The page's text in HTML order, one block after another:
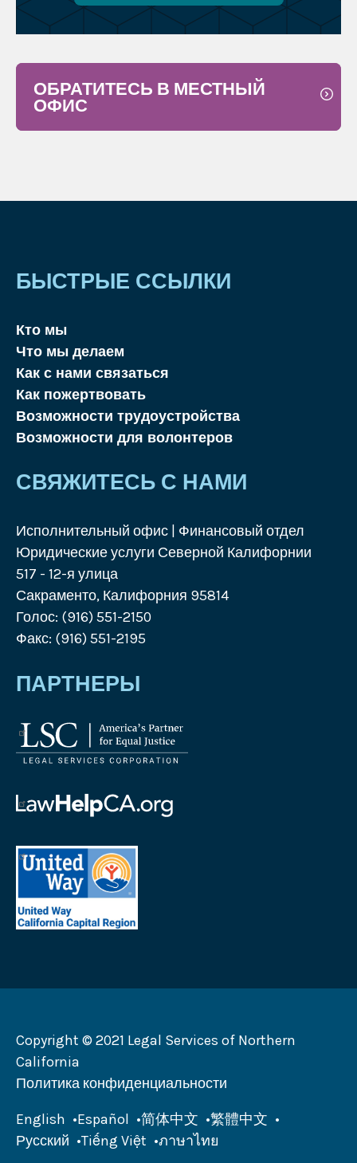
ОБРАТИТЕСЬ В МЕСТНЫЙ
ОФИС
БЫСТРЫЕ ССЫЛКИ
Кто мы
Что мы делаем
Как с нами связаться
Как пожертвовать
Возможности трудоустройства
Возможности для волонтеров
СВЯЖИТЕСЬ С НАМИ
Исполнительный офис | Финансовый отдел
Юридические услуги Северной Калифорнии
517 - 12-я улица
Сакраменто, Калифорния 95814
Голос: (916) 551-2150
Факс: (916) 551-2195
ПАРТНЕРЫ
Логотип
Корпорации
услуг
Логотип
Help
California
Логотип
United
Way
California
Capital
Copyright © 2021 Legal Services of Northern
California
Политика конфиденциальности
English Español 简体中文
繁體中文
Русский
Tiếng Việt ภาษาไทย